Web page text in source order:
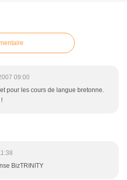
09:00
pour les cours de langue bretonne.
BizTRINITY